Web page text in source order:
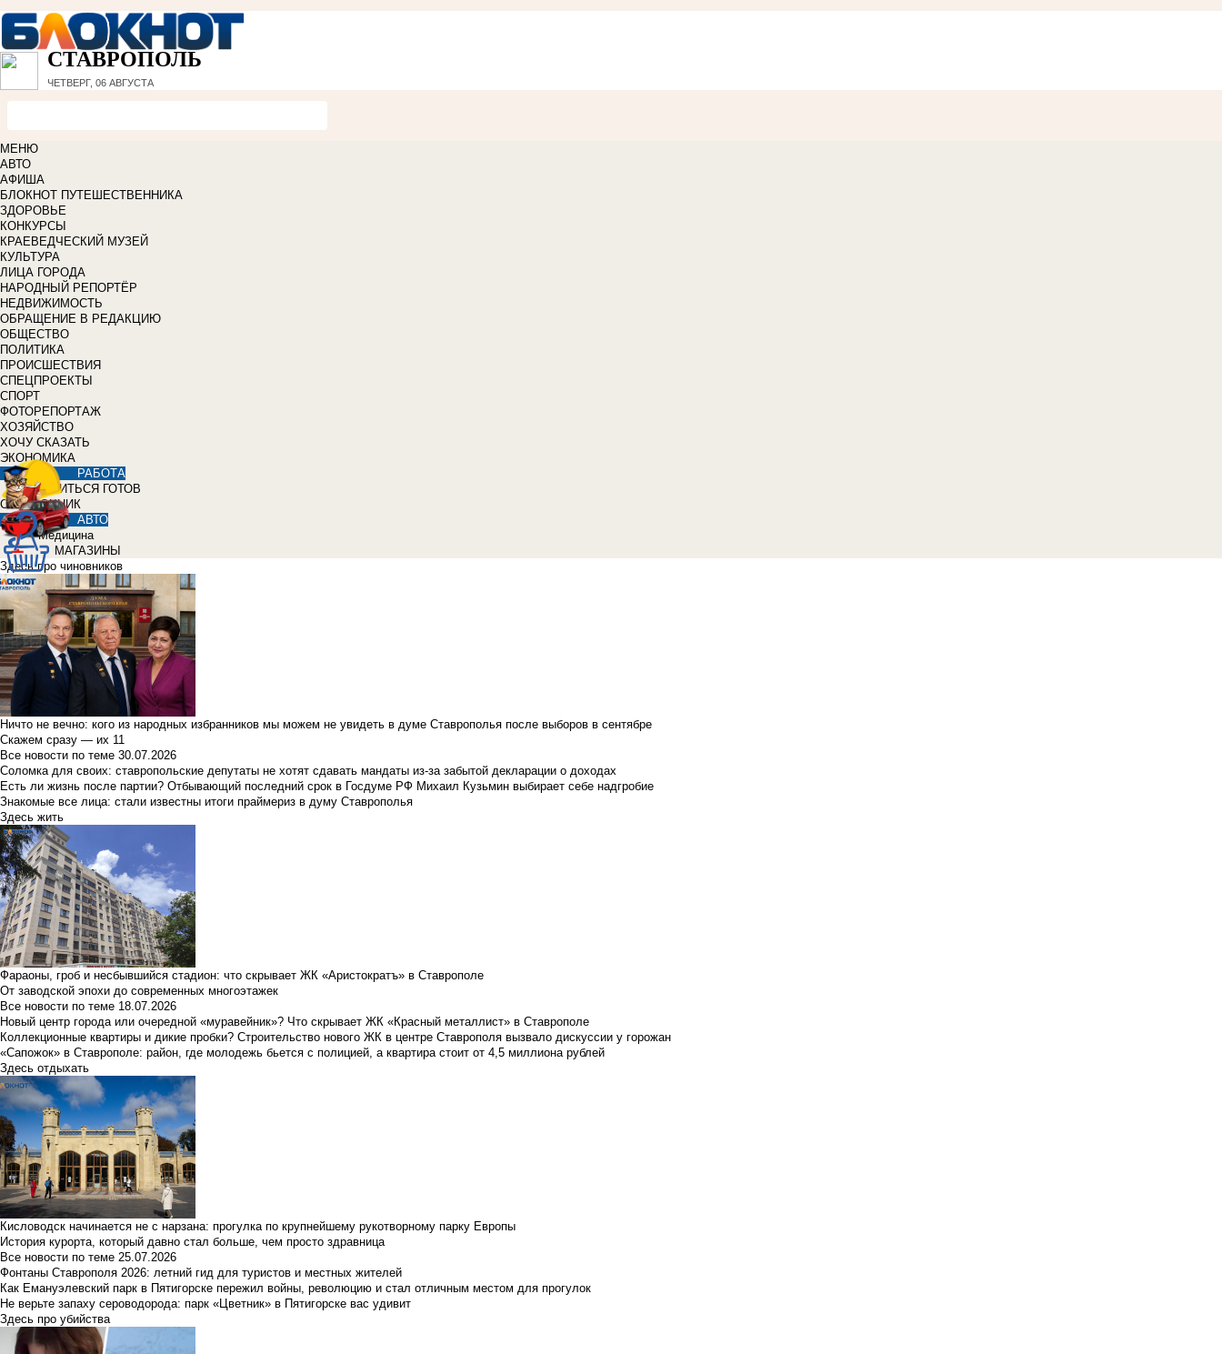
СТАВРОПОЛЬ
ЧЕТВЕРГ, 06 АВГУСТА
МЕНЮ
АВТО
АФИША
БЛОКНОТ ПУТЕШЕСТВЕННИКА
ЗДОРОВЬЕ
КОНКУРСЫ
КРАЕВЕДЧЕСКИЙ МУЗЕЙ
КУЛЬТУРА
ЛИЦА ГОРОДА
НАРОДНЫЙ РЕПОРТЁР
НЕДВИЖИМОСТЬ
ОБРАЩЕНИЕ В РЕДАКЦИЮ
ОБЩЕСТВО
ПОЛИТИКА
ПРОИСШЕСТВИЯ
СПЕЦПРОЕКТЫ
СПОРТ
ФОТОРЕПОРТАЖ
ХОЗЯЙСТВО
ХОЧУ СКАЗАТЬ
ЭКОНОМИКА
РАБОТА
УЧИТЬСЯ ГОТОВ
СПРАВОЧНИК
АВТО
Медицина
МАГАЗИНЫ
Здесь про чиновников
Ничто не вечно: кого из народных избранников мы можем не увидеть в думе Ставрополья после выборов в сентябре
Скажем сразу — их 11
Все новости по теме 30.07.2026
Соломка для своих: ставропольские депутаты не хотят сдавать мандаты из-за забытой декларации о доходах
Есть ли жизнь после партии? Отбывающий последний срок в Госдуме РФ Михаил Кузьмин выбирает себе надгробие
Знакомые все лица: стали известны итоги праймериз в думу Ставрополья
Здесь жить
Фараоны, гроб и несбывшийся стадион: что скрывает ЖК «Аристократъ» в Ставрополе
От заводской эпохи до современных многоэтажек
Все новости по теме 18.07.2026
Новый центр города или очередной «муравейник»? Что скрывает ЖК «Красный металлист» в Ставрополе
Коллекционные квартиры и дикие пробки? Строительство нового ЖК в центре Ставрополя вызвало дискуссии у горожан
«Сапожок» в Ставрополе: район, где молодежь бьется с полицией, а квартира стоит от 4,5 миллиона рублей
Здесь отдыхать
Кисловодск начинается не с нарзана: прогулка по крупнейшему рукотворному парку Европы
История курорта, который давно стал больше, чем просто здравница
Все новости по теме 25.07.2026
Фонтаны Ставрополя 2026: летний гид для туристов и местных жителей
Как Емануэлевский парк в Пятигорске пережил войны, революцию и стал отличным местом для прогулок
Не верьте запаху сероводорода: парк «Цветник» в Пятигорске вас удивит
Здесь про убийства